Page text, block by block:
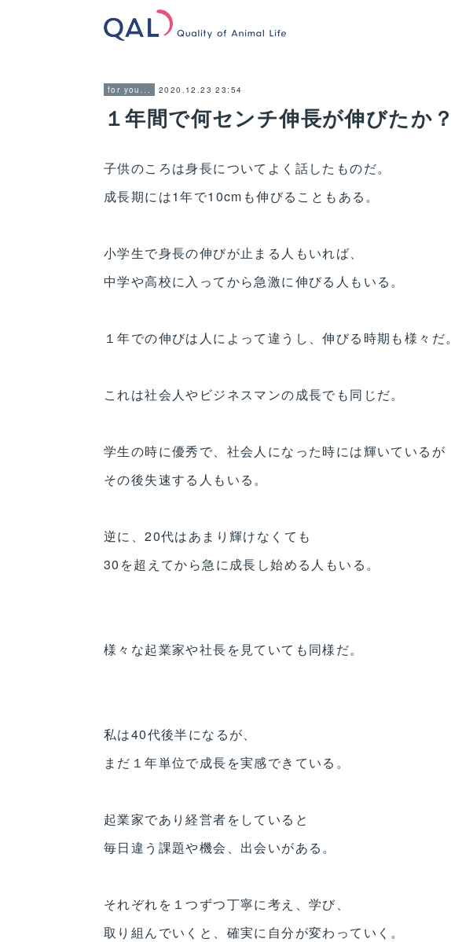
for you... 2020.12.23 23:54
１年間で何センチ伸長が伸びたか？
子供のころは身長についてよく話したものだ。
成長期には1年で10cmも伸びることもある。
小学生で身長の伸びが止まる人もいれば、
中学や高校に入ってから急激に伸びる人もいる。
１年での伸びは人によって違うし、伸びる時期も様々だ。
これは社会人やビジネスマンの成長でも同じだ。
学生の時に優秀で、社会人になった時には輝いているが
その後失速する人もいる。
逆に、20代はあまり輝けなくても
30を超えてから急に成長し始める人もいる。
様々な起業家や社長を見ていても同様だ。
私は40代後半になるが、
まだ１年単位で成長を実感できている。
起業家であり経営者をしていると
毎日違う課題や機会、出会いがある。
それぞれを１つずつ丁寧に考え、学び、
取り組んでいくと、確実に自分が変わっていく。